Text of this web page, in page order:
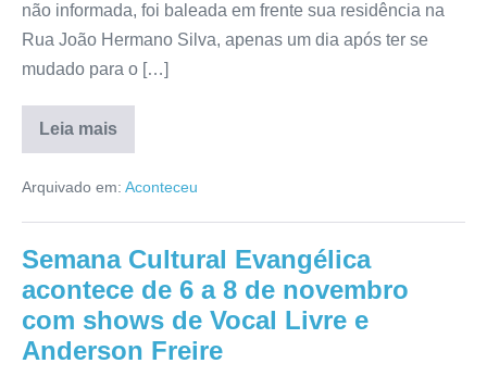
não informada, foi baleada em frente sua residência na
Rua João Hermano Silva, apenas um dia após ter se
mudado para o […]
Leia mais
Arquivado em: Aconteceu
Semana Cultural Evangélica
acontece de 6 a 8 de novembro
com shows de Vocal Livre e
Anderson Freire